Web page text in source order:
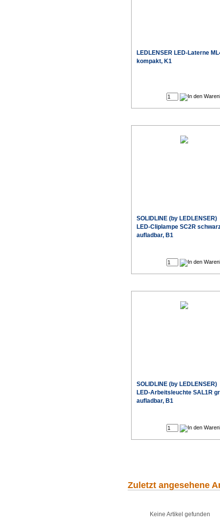
LEDLENSER LED-Laterne
kompakt, K1
SOLIDLINE (by LEDLENSER)
LED-Cliplampe SC2R
aufladbar, B1
SOLIDLINE (by LEDLENSER)
LED-Arbeitsleuchte SAL1R
aufladbar, B1
Zuletzt angesehene
Keine Artikel gefunden